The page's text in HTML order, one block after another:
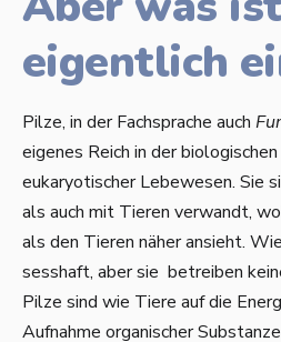
eigentlich
Pilze, in der Fachsprache auch
eigenes Reich in der
eukaryotischer Lebewesen. Sie
als auch mit Tieren verwandt,
als den Tieren näher ansieht.
sesshaft, aber sie betreiben
Pilze sind wie Tiere auf die
Aufnahme organischer